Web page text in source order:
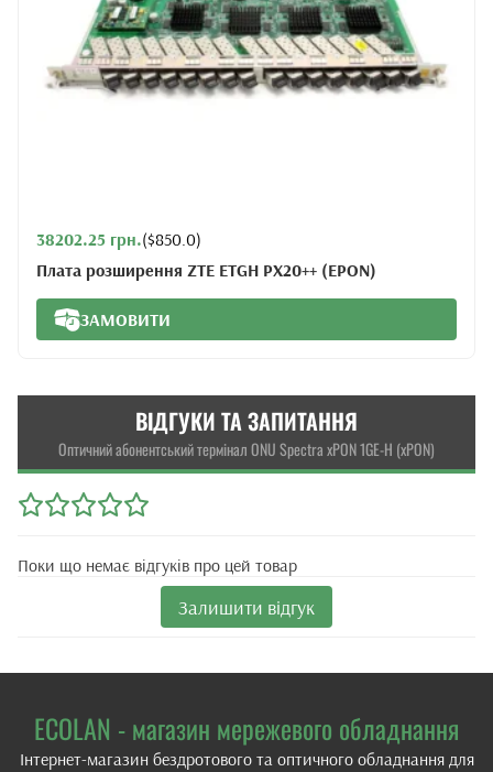
38202.25 грн.($850.0)
Плата розширення ZTE ETGH PX20++ (EPON)
ЗАМОВИТИ
ВІДГУКИ ТА ЗАПИТАННЯ
Оптичний абонентський термінал ONU Spectra xPON 1GE-H (xPON)
Поки що немає відгуків про цей товар
Залишити відгук
ECOLAN - магазин мережевого обладнання
Інтернет-магазин бездротового та оптичного обладнання для